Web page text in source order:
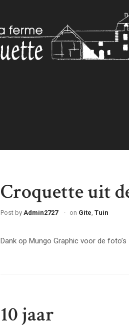
Croquette uit
Post by Admin2727 on Gite, Tuin
Dank op Mungo Graphic voor de foto’s
10 jaar